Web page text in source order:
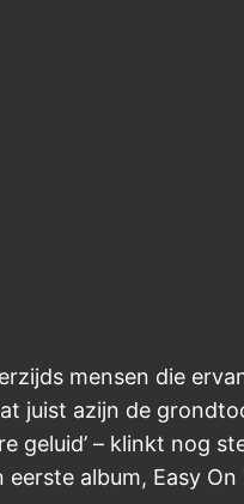
mensen die
juist azijn de
geluid’ – klinkt nog
album, Easy